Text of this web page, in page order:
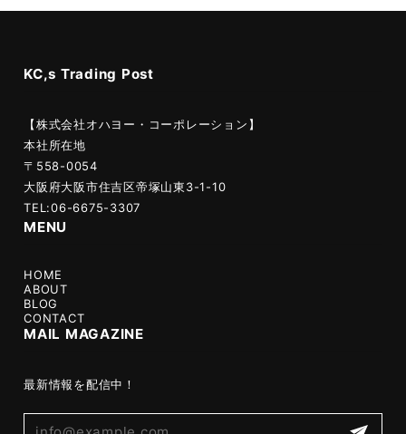
KC,s Trading Post
【株式会社オハヨー・コーポレーション】
本社所在地
〒558-0054
大阪府大阪市住吉区帝塚山東3-1-10
TEL:06-6675-3307
MENU
HOME
ABOUT
BLOG
CONTACT
MAIL MAGAZINE
最新情報を配信中！